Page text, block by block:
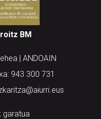
BM
| ANDOAIN
943 300 731
garatua